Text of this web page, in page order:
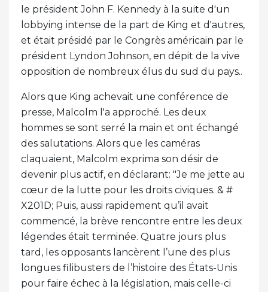
le président John F. Kennedy à la suite d'un
lobbying intense de la part de King et d'autres,
et était présidé par le Congrès américain par le
président Lyndon Johnson, en dépit de la vive
opposition de nombreux élus du sud du pays..
Alors que King achevait une conférence de
presse, Malcolm l'a approché. Les deux
hommes se sont serré la main et ont échangé
des salutations. Alors que les caméras
claquaient, Malcolm exprima son désir de
devenir plus actif, en déclarant: "Je me jette au
cœur de la lutte pour les droits civiques. & #
X201D; Puis, aussi rapidement qu’il avait
commencé, la brève rencontre entre les deux
légendes était terminée. Quatre jours plus
tard, les opposants lancèrent l’une des plus
longues filibusters de l’histoire des États-Unis
pour faire échec à la législation, mais celle-ci